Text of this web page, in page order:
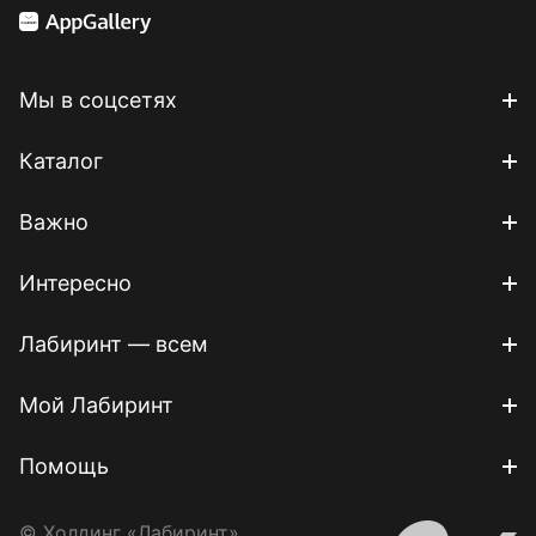
Мы в соцсетях
Каталог
Важно
Интересно
Лабиринт — всем
Мой Лабиринт
Помощь